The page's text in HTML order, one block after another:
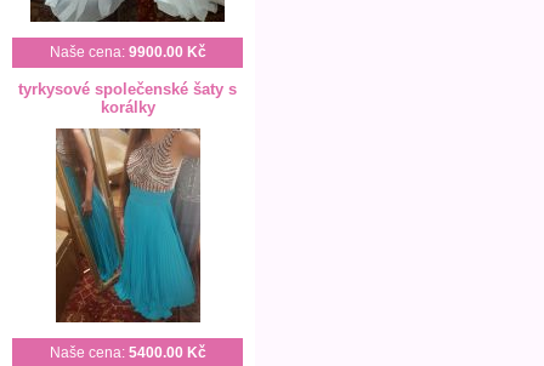
Naše cena: 9900.00 Kč
tyrkysové společenské šaty s
korálky
Naše cena: 5400.00 Kč